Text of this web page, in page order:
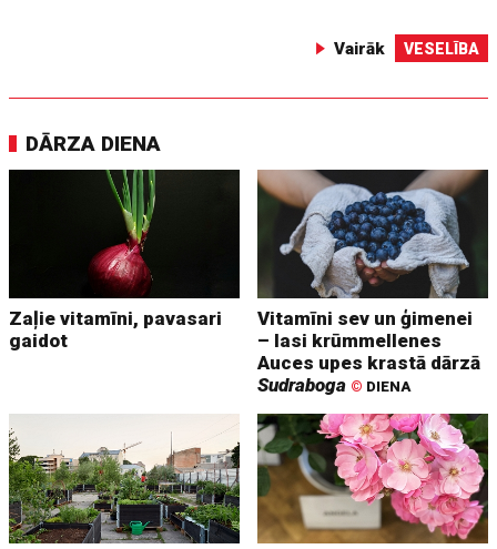
Vairāk VESELĪBA
DĀRZA DIENA
Zaļie vitamīni, pavasari
gaidot
Vitamīni sev un ģimenei
– lasi krūmmellenes
Auces upes krastā dārzā
Sudraboga © DIENA